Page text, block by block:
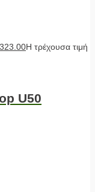
323.00Η τρέχουσα τιμή
U50